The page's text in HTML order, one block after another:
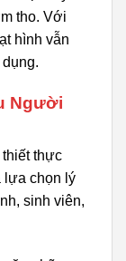
tho. Với
hình vẫn
Người
thiết thực
lựa chọn lý
sinh viên,